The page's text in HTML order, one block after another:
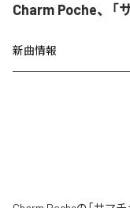
Charm Poche、「
新曲情報